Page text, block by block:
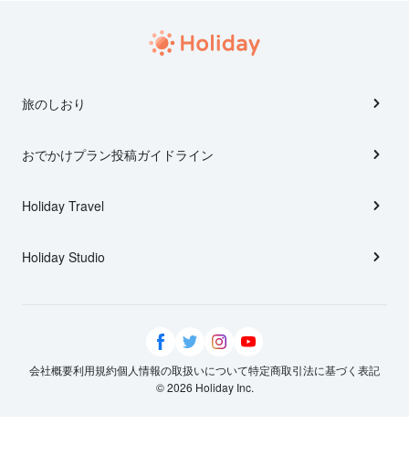
旅のしおり
おでかけプラン投稿ガイドライン
Holiday Travel
Holiday Studio
会社概要利用規約個人情報の取扱いについて特定商取引法に基づく表記
© 2026 Holiday Inc.